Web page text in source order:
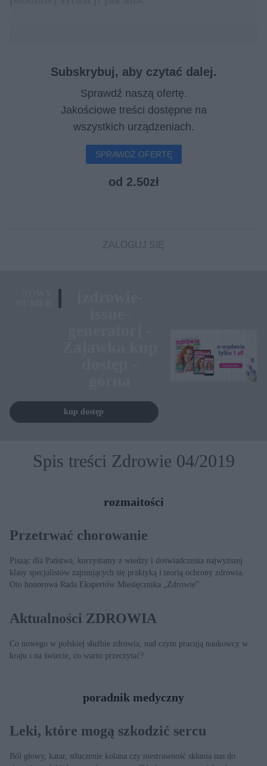
Subskrybuj, aby czytać dalej.
Sprawdź naszą ofertę.
Jakościowe treści dostępne na
wszystkich urządzeniach.
SPRAWDŹ OFERTĘ
od 2.50zł
ZALOGUJ SIĘ
kup dostęp
Spis treści Zdrowie 04/2019
rozmaitości
Przetrwać chorowanie
Pisząc dla Państwa, korzystamy z wiedzy i doświadczenia najwyższej
klasy specjalistów zajmujących się praktyką i teorią ochrony zdrowia.
Oto honorowa Rada Ekspertów Miesięcznika „Zdrowie”:
Aktualności ZDROWIA
Co nowego w polskiej służbie zdrowia, nad czym pracują naukowcy w
kraju i na świecie, co warto przeczytać?
poradnik medyczny
Leki, które mogą szkodzić sercu
Ból głowy, katar, stłuczenie kolana czy niestrawność skłania nas do